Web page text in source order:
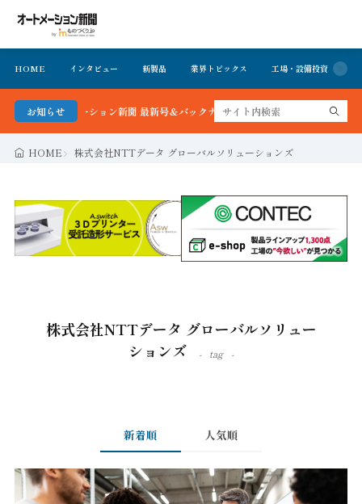
HOME インタビュー 新製品 業界トピックス 工場・設備投資
お知らせ
オートメーション新聞 最新号＆バックナンバーを無料で公開中 詳細はこちら
HOME 株式会社NTTデータ グローバルソリューションズ
株式会社NTTデータ グローバルソリュー
ションズ
tag
新着順 人気順